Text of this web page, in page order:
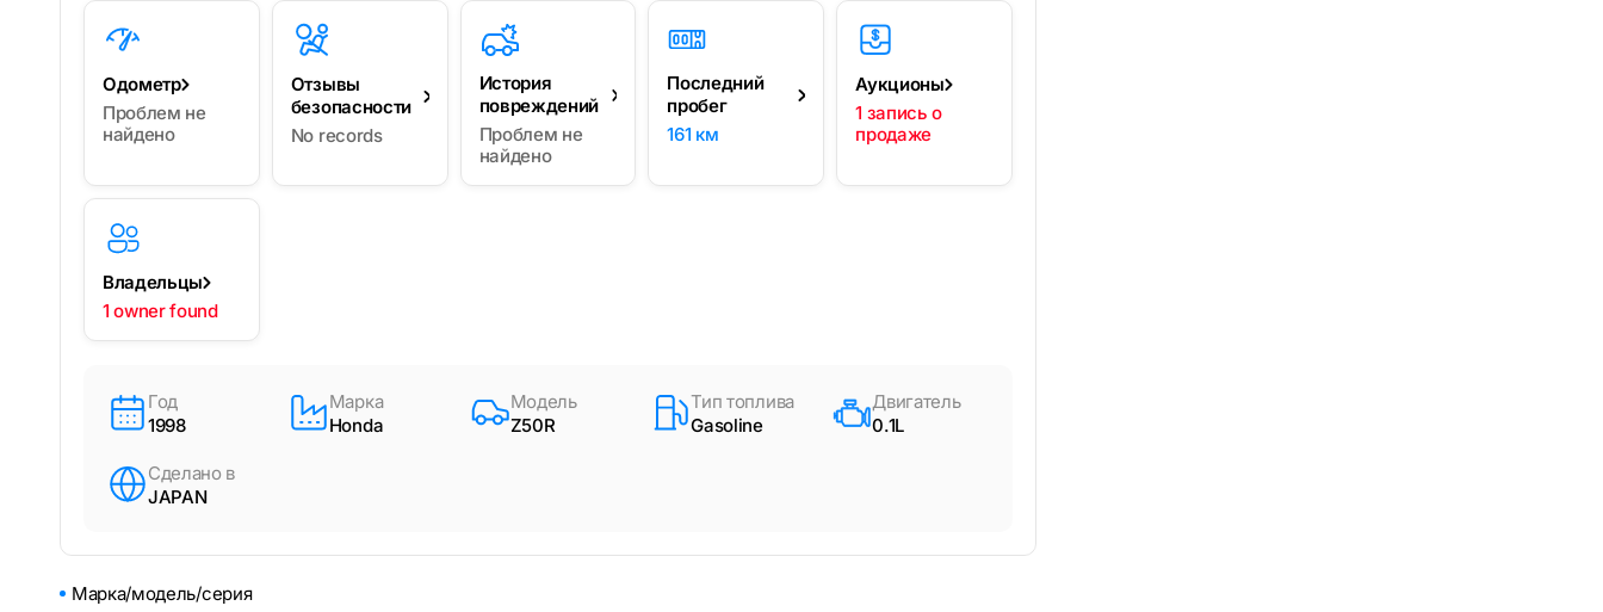
Одометр
Проблем не
найдено
Отзывы
безопасности
No records
История
повреждений
Проблем не
найдено
Последний
пробег
161 км
Аукционы
1 запись о
продаже
Владельцы
1 owner found
Год
1998
Марка
Honda
Модель
Z50R
Тип топлива
Gasoline
Двигатель
0.1L
Сделано в
JAPAN
Марка/модель/серия